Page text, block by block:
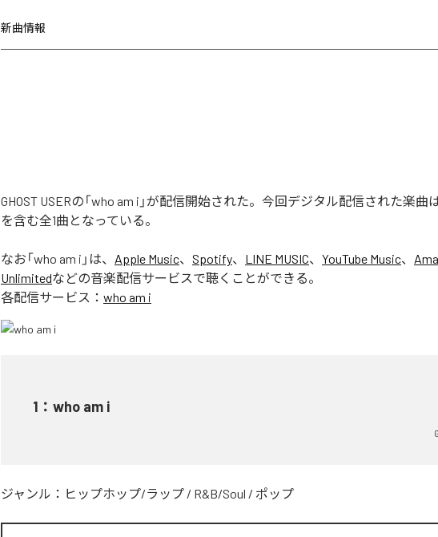
新曲情報
GHOST USERの「who am i」が配信開始された。今回デジタル配信された楽曲は
を含む全1曲となっている。
なお「who am i 」は、 Apple Music、 Spotify、 LINE MUSIC、 YouTube Music、
Unlimitedなどの音楽配信サービスで聴くことができる。
各配信サービス： who am i
1 ： who am i
ジャンル： ヒップホップ/ラップ / R&B/Soul / ポップ